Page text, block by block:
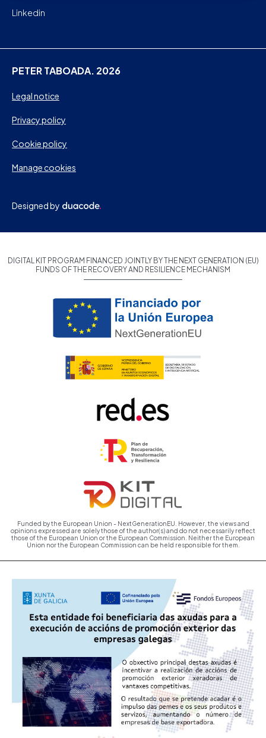
Linkedin
PETER TABOADA. 2026
Legal notice
Privacy policy
Cookie policy
Manage cookies
Designed by
DIGITAL KIT PROGRAM FINANCED JOINTLY BY THE NEXT GENERATION (EU)
FUNDS OF THE RECOVERY AND RESILIENCE MECHANISM
Funded by the European Union - NextGenerationEU. However, the views and
opinions expressed are solely those of the author(s) and do not necessarily reflect
those of the European Union or the European Commission. Neither the European
Union nor the European Commission can be held responsible for them.